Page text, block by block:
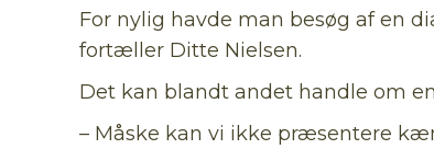
For nylig havde man besøg af en
fortæller Ditte Nielsen.
Det kan blandt andet handle om
– Måske kan vi ikke præsentere